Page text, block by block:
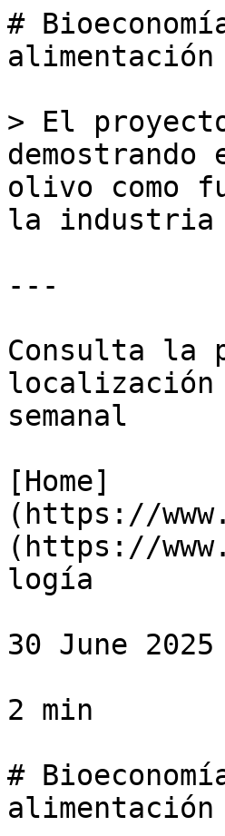
#
> El
olivo como
la industria
---
Consulta la
localización
semanal
[Home]
(https://
(https://
logía
30 June 2025
2 min
#